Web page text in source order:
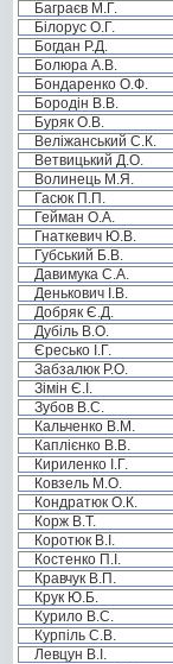
Баграєв М.Г.
Білорус О.Г.
Богдан Р.Д.
Болюра А.В.
Бондаренко О.Ф.
Бородін В.В.
Буряк О.В.
Веліжанський С.К.
Ветвицький Д.О.
Волинець М.Я.
Гасюк П.П.
Гейман О.А.
Гнаткевич Ю.В.
Губський Б.В.
Давимука С.А.
Денькович І.В.
Добряк Є.Д.
Дубіль В.О.
Єресько І.Г.
Забзалюк Р.О.
Зімін Є.І.
Зубов В.С.
Кальченко В.М.
Каплієнко В.В.
Кириленко І.Г.
Ковзель М.О.
Кондратюк О.К.
Корж В.Т.
Коротюк В.І.
Костенко П.І.
Кравчук В.П.
Крук Ю.Б.
Курило В.С.
Курпіль С.В.
Левцун В.І.